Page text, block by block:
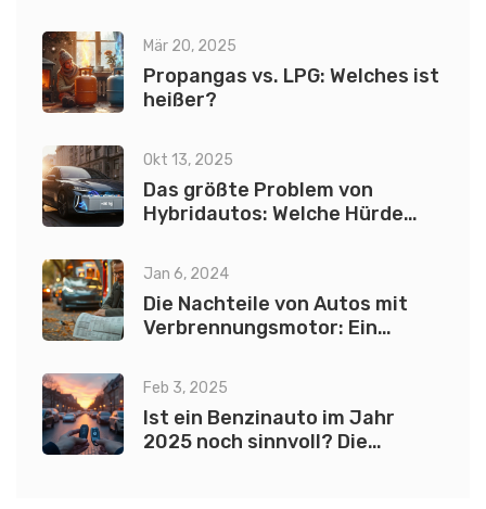
Mär 20, 2025
Propangas vs. LPG: Welches ist
heißer?
Okt 13, 2025
Das größte Problem von
Hybridautos: Welche Hürde
Jan 6, 2024
Die Nachteile von Autos mit
Verbrennungsmotor: Ein
Feb 3, 2025
Ist ein Benzinauto im Jahr
2025 noch sinnvoll? Die